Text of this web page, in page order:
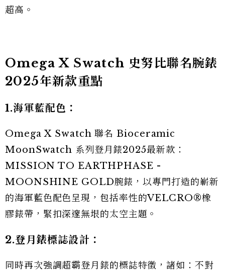
超高。
Omega X Swatch 史努比聯名腕錶
2025年新款重點
1.海軍藍配色：
Omega X Swatch 聯名 Bioceramic
MoonSwatch 系列登月錶2025最新款：
MISSION TO EARTHPHASE -
MOONSHINE GOLD腕錶，以專門打造的嶄新
的海軍藍色配色呈現，包括率性的VELCRO®橡
膠錶帶，緊扣深邃無垠的太空主題。
2.登月錶標誌設計：
同時再次強調超霸登月錶的標誌特徵，諸如：不對